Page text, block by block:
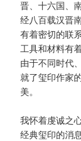
晋、十六国、
经八百载汉晋
有着密切的联
工具和材料有
由于不同时代
就了玺印作家
美。
我怀着虔诚之
经典玺印的消息